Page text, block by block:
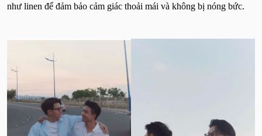
như linen để đảm bảo cảm giác thoải mái và không bị nóng bức.